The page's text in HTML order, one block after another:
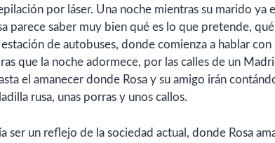
por láser. Una noche mientras su marido ya
parece saber muy bien qué es lo que pretende, qué
de autobuses, donde comienza a hablar con
que la noche adormece, por las calles de un
el amanecer donde Rosa y su amigo irán
rusa, unas porras y unos callos.
un reflejo de la sociedad actual, donde Rosa